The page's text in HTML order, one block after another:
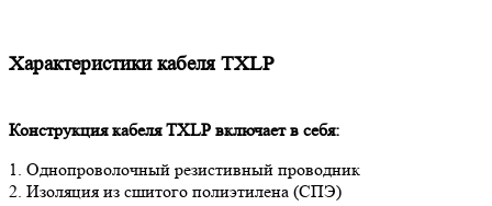
Характеристики кабеля TXLP
Конструкция кабеляTXLP включает в себя:
1. Однопроволочный резистивный проводник
2. Изоляция из сшитого полиэтилена (СПЭ)